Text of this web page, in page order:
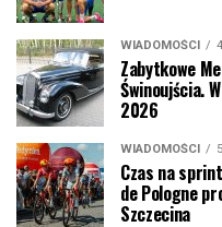
WIADOMOŚCI
Zabytkowe
Świnoujścia.
2026
WIADOMOŚCI
Czas na
de Pologne
Szczecina